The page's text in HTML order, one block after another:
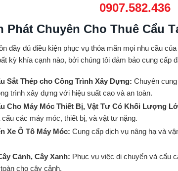
0907.582.436
Phát Chuyên Cho Thuê Cẩu
đầy đủ điều kiện phục vụ thỏa mãn mọi nhu cầu
kỳ khía cạnh nào, bởi chúng tôi đảm bảo cung cấp
Sắt Thép cho Công Trình Xây Dựng: Chuyên
trình xây dựng với hiệu suất cao và an toàn.
Cho Máy Móc Thiết Bị, Vật Tư Có Khối Lượng
các máy móc, thiết bị, và vật tư nặng.
Xe Ô Tô Máy Móc: Cung cấp dịch vụ nâng hạ và
Cảnh, Cây Xanh: Phục vụ việc di chuyển và cẩu
cho cây cảnh.